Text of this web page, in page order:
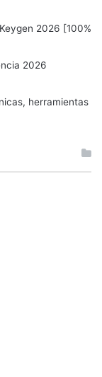
2026 [100%
2026
herramientas